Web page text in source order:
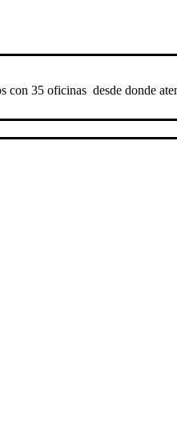
35 oficinas desde donde